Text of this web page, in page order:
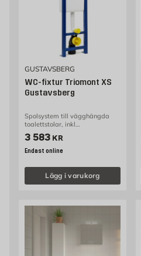
GUSTAVSBERG
WC-fixtur Triomont XS
Gustavsberg
Spolsystem till vägghängda
toalettstolar, inkl
monteringsdetaljer
Pris 3583 kr
3 583 KR
Endast online
Lägg i varukorg